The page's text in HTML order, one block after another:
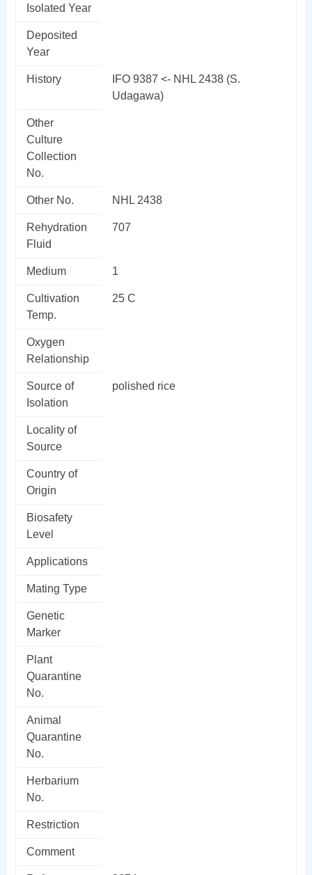
Isolated Year
Deposited
Year
History
IFO 9387 <- NHL 2438 (S.
Udagawa)
Other
Culture
Collection
No.
Other No. NHL 2438
Rehydration
Fluid
707
Medium 1
Cultivation
Temp.
25 C
Oxygen
Relationship
Source of
Isolation
polished rice
Locality of
Source
Country of
Origin
Biosafety
Level
Applications
Mating Type
Genetic
Marker
Plant
Quarantine
No.
Animal
Quarantine
No.
Herbarium
No.
Restriction
Comment